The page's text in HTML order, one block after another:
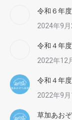
令和６年
2024年9月
令和４年
2022年12
令和４年
2022年9月
草加あお